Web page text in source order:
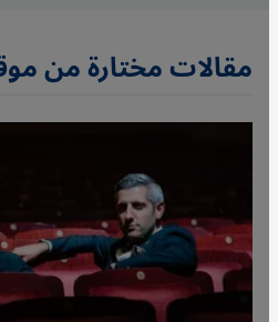
مقالات مختارة من